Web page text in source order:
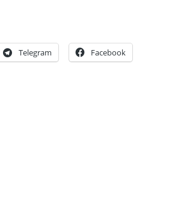
Telegram Facebook